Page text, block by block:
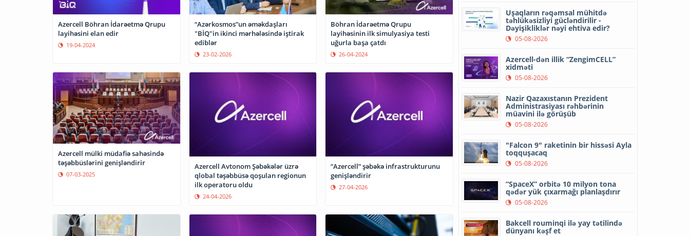
Azercell Böhran İdarəetmə Qrupu
layihəsini elan edir
19-04-2024
“Azərkosmos”un əməkdaşları
"BİQ"in ikinci mərhələsində iştirak
ediblər
23-02-2026
Böhran İdarəetmə Qrupu
layihəsinin ilk simulyasiya testi
uğurla başa çatdı
26-04-2024
Azercell mülki müdafiə sahəsində
təşəbbüslərini genişləndirir
07-03-2025
Azercell Avtonom Şəbəkələr üzrə
qlobal təşəbbüsə qoşulan regionun
ilk operatoru oldu
24-04-2026
“Azercell” şəbəkə infrastrukturunu
genişləndirir
27-04-2026
Uşaqların rəqəmsal mühitdə
təhlükəsizliyi gücləndirilir -
Dəyişikliklər nəyi ehtiva edir?
05-08-2026
Azercell-dən illik “ZengimCELL”
xidməti
05-08-2026
Nazir Qazaxıstanın Prezident
Administrasiyası rəhbərinin
müavini ilə görüşüb
05-08-2026
"Falcon 9" raketinin bir hissəsi Ayla
toqquşacaq
05-08-2026
“SpaceX” orbitə 10 milyon tona
qədər yük çıxarmağı planlaşdırır
05-08-2026
Bakcell rouminqi ilə yay tətilində
dünyanı kəşf et